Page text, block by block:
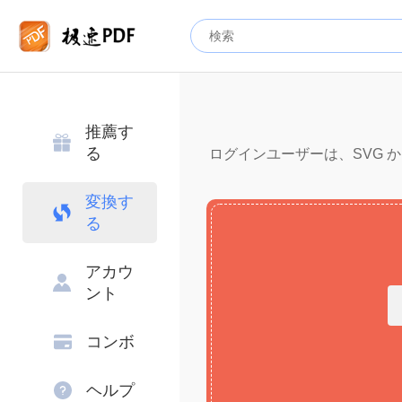
推薦す
る
変換す
る
アカウ
ント
コンボ
ヘルプ
ログインユーザーは、SVG